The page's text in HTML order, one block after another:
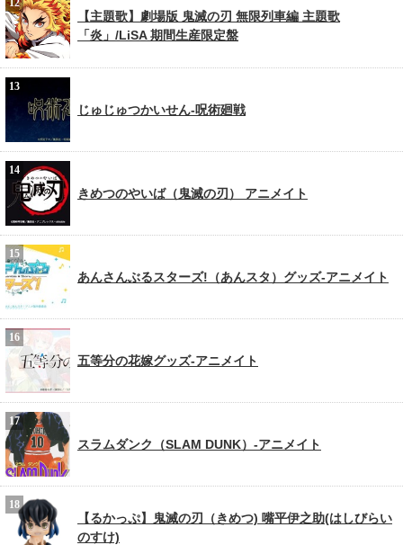
【主題歌】劇場版 鬼滅の刃 無限列車編 主題歌
「炎」/LiSA 期間生産限定盤
じゅじゅつかいせん-呪術廻戦
きめつのやいば（鬼滅の刃） アニメイト
あんさんぶるスターズ!（あんスタ）グッズ-アニメイト
五等分の花嫁グッズ-アニメイト
スラムダンク（SLAM DUNK）-アニメイト
【るかっぷ】鬼滅の刃（きめつ) 嘴平伊之助(はしびらい
のすけ)